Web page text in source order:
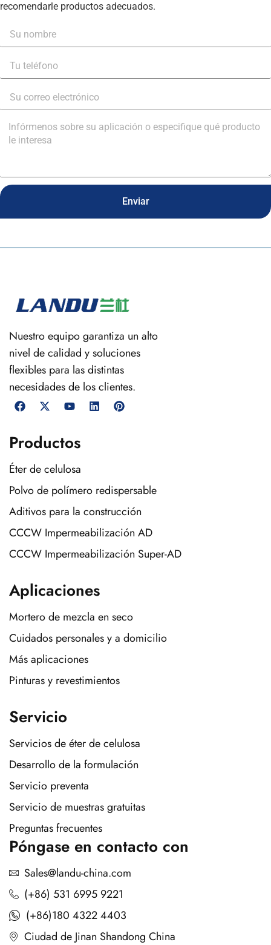
recomendarle productos adecuados.
Enviar
Nuestro equipo garantiza un alto
nivel de calidad y soluciones
flexibles para las distintas
necesidades de los clientes.
Productos
Éter de celulosa
Polvo de polímero redispersable
Aditivos para la construcción
CCCW Impermeabilización AD
CCCW Impermeabilización Super-AD
Aplicaciones
Mortero de mezcla en seco
Cuidados personales y a domicilio
Más aplicaciones
Pinturas y revestimientos
Servicio
Servicios de éter de celulosa
Desarrollo de la formulación
Servicio preventa
Servicio de muestras gratuitas
Preguntas frecuentes
Póngase en contacto con
Sales@landu-china.com
(+86) 531 6995 9221
(+86)180 4322 4403
Ciudad de Jinan Shandong China